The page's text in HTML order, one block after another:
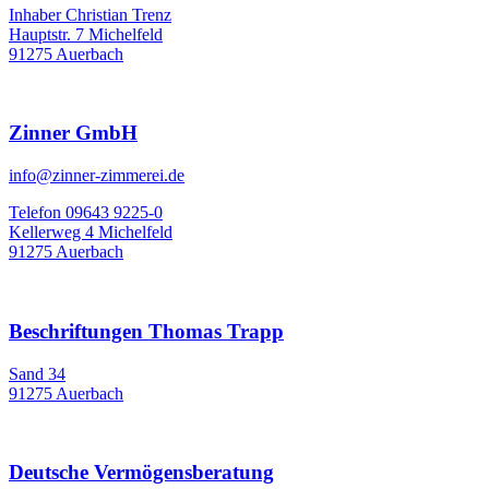
Inhaber Christian Trenz
Hauptstr. 7 Michelfeld
91275 Auerbach
Zinner GmbH
info@zinner-zimmerei.de
Telefon 09643 9225-0
Kellerweg 4 Michelfeld
91275 Auerbach
Beschriftungen Thomas Trapp
Sand 34
91275 Auerbach
Deutsche Vermögensberatung